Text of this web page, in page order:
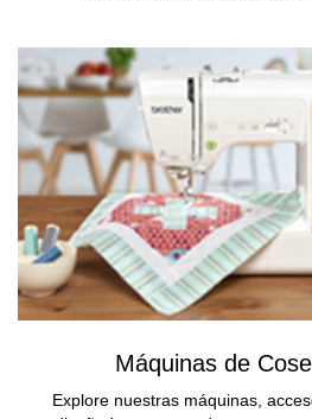
Máquinas de
Explore nuestras máquinas,